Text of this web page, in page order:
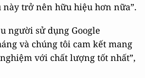
này trở nên hữu hiệu hơn nữa”.
người sử dụng Google
và chúng tôi cam kết mang
với chất lượng tốt nhất”,